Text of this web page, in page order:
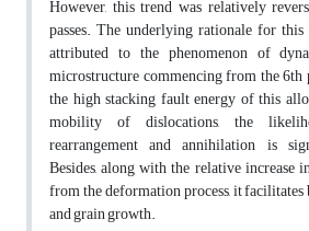
However, this trend was relatively
passes. The underlying rationale for
attributed to the phenomenon of
microstructure commencing from the 6th
the high stacking fault energy of this
mobility of dislocations, the
rearrangement and annihilation is
Besides, along with the relative increase
from the deformation process, it
and grain growth.